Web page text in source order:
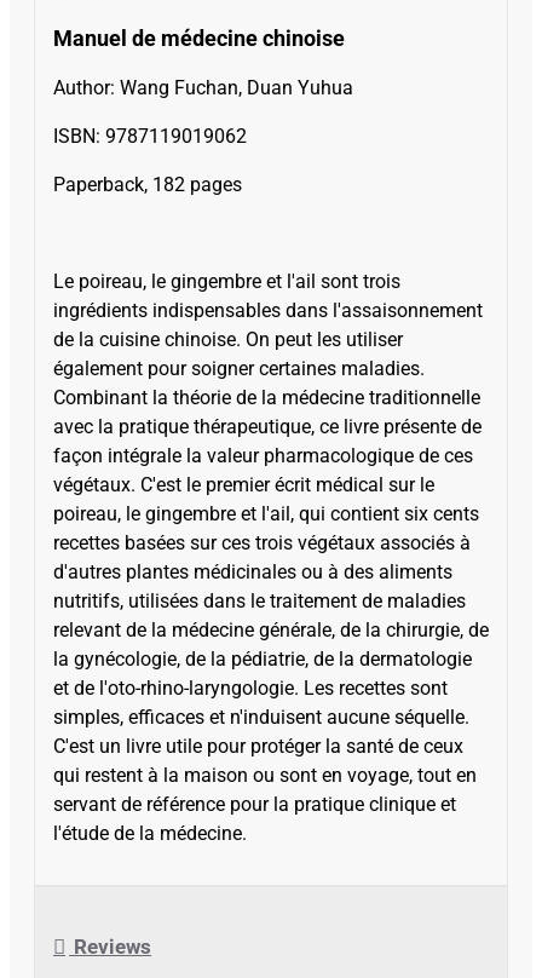
Manuel de médecine chinoise
Author: Wang Fuchan, Duan Yuhua
ISBN: 9787119019062
Paperback, 182 pages
Le poireau, le gingembre et l'ail sont trois
ingrédients indispensables dans l'assaisonnement
de la cuisine chinoise. On peut les utiliser
également pour soigner certaines maladies.
Combinant la théorie de la médecine traditionnelle
avec la pratique thérapeutique, ce livre présente de
façon intégrale la valeur pharmacologique de ces
végétaux. C'est le premier écrit médical sur le
poireau, le gingembre et l'ail, qui contient six cents
recettes basées sur ces trois végétaux associés à
d'autres plantes médicinales ou à des aliments
nutritifs, utilisées dans le traitement de maladies
relevant de la médecine générale, de la chirurgie, de
la gynécologie, de la pédiatrie, de la dermatologie
et de l'oto-rhino-laryngologie. Les recettes sont
simples, efficaces et n'induisent aucune séquelle.
C'est un livre utile pour protéger la santé de ceux
qui restent à la maison ou sont en voyage, tout en
servant de référence pour la pratique clinique et
l'étude de la médecine.
Reviews